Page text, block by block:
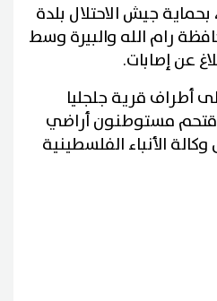
جيش الاحتلال بلدة
رام الله والبيرة وسط
عن إصابات.
أطراف قرية جلجليا
مستوطنون أراضي
الأنباء الفلسطينية